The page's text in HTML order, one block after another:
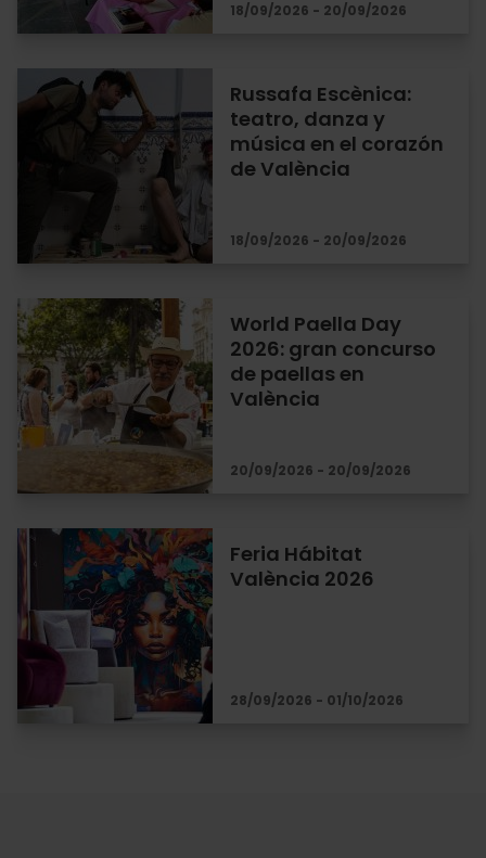
18/09/2026 - 20/09/2026
Russafa Escènica:
teatro, danza y
música en el corazón
de València
18/09/2026 - 20/09/2026
World Paella Day
2026: gran concurso
de paellas en
València
20/09/2026 - 20/09/2026
Feria Hábitat
València 2026
28/09/2026 - 01/10/2026